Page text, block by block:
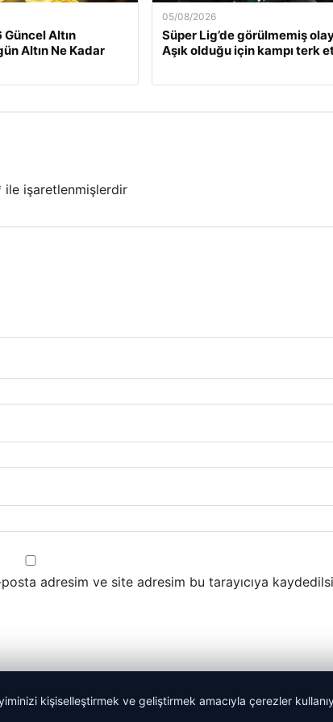
Altın
Altın Ne Kadar
05/08/2026
Süper Lig’de görülmemiş
Aşık olduğu için kampı terk
ile işaretlenmişlerdir
adresim ve site adresim bu tarayıcıya
kişiselleştirmek ve geliştirmek amacıyla çerezler